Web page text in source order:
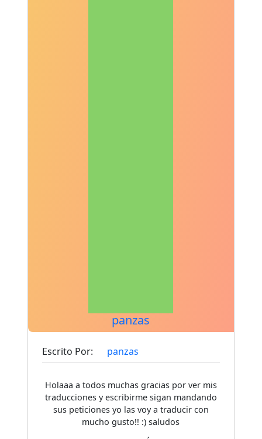
panzas
Escrito Por: panzas
Holaaa a todos muchas gracias por ver mis
traducciones y escribirme sigan mandando
sus peticiones yo las voy a traducir con
mucho gusto!! :) saludos